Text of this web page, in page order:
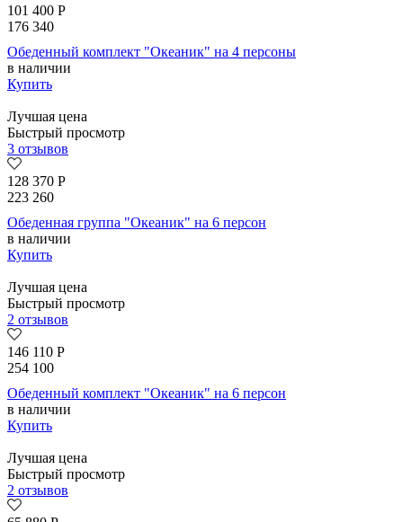
101 400 Р
176 340
Обеденный комплект "Океаник" на 4 персоны
в наличии
Купить
Лучшая цена
Быстрый просмотр
3 отзывов
128 370 Р
223 260
Обеденная группа "Океаник" на 6 персон
в наличии
Купить
Лучшая цена
Быстрый просмотр
2 отзывов
146 110 Р
254 100
Обеденный комплект "Океаник" на 6 персон
в наличии
Купить
Лучшая цена
Быстрый просмотр
2 отзывов